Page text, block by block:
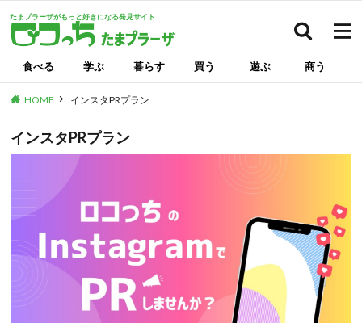
たまプラーザがもっと好きになる発見サイト
食べる 学ぶ 暮らす 買う 遊ぶ 商う
HOME インスタPRプラン
インスタPRプラン